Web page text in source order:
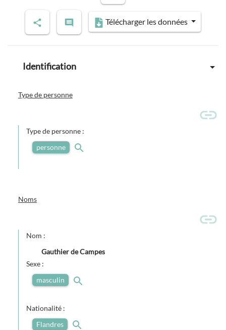
Télécharger les données
Identification
Type de personne
Type de personne :
personne
Noms
Nom :
Gauthier de Campes
Sexe :
masculin
Nationalité :
Flandres